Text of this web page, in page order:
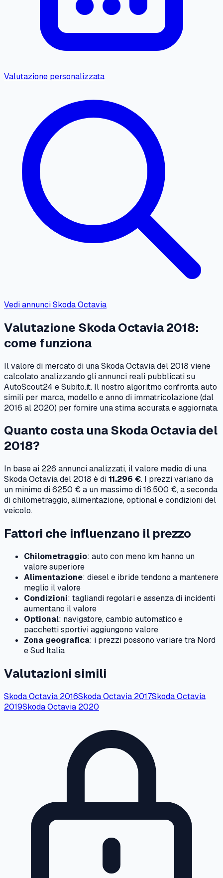
Valutazione personalizzata
Vedi annunciSkodaOctavia
Valutazione SkodaOctavia2018:
come funziona
Il valore di mercato di unaSkodaOctaviadel 2018 viene
calcolato analizzando gli annunci reali pubblicati su
AutoScout24 e Subito.it. Il nostro algoritmo confronta auto
simili per marca, modello e anno di immatricolazione (dal
2016 al 2020) per fornire una stima accurata e aggiornata.
Quanto costa unaSkodaOctaviadel
2018?
In base ai 226 annunci analizzati, il valore medio di una
SkodaOctaviadel 2018 è di11.296 €. I prezzi variano da
un minimo di6250 €a un massimo di16.500 €, a seconda
di chilometraggio, alimentazione, optional e condizioni del
veicolo.
Fattori che influenzano il prezzo
Chilometraggio: auto con meno km hanno un
valore superiore
Alimentazione: diesel e ibride tendono a mantenere
meglio il valore
Condizioni: tagliandi regolari e assenza di incidenti
aumentano il valore
Optional: navigatore, cambio automatico e
pacchetti sportivi aggiungono valore
Zona geografica: i prezzi possono variare tra Nord
e Sud Italia
Valutazioni simili
SkodaOctavia 2016SkodaOctavia 2017SkodaOctavia
2019SkodaOctavia 2020